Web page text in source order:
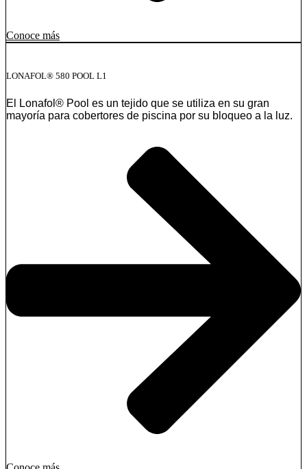
Conoce más
LONAFOL® 580 POOL L1
El Lonafol® Pool es un tejido que se utiliza en su gran
mayoría para cobertores de piscina por su bloqueo a la luz.